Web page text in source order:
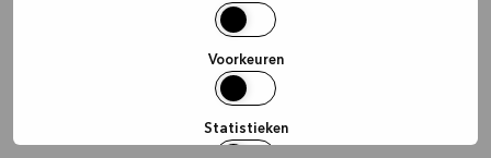
Voorkeuren
Statistieken